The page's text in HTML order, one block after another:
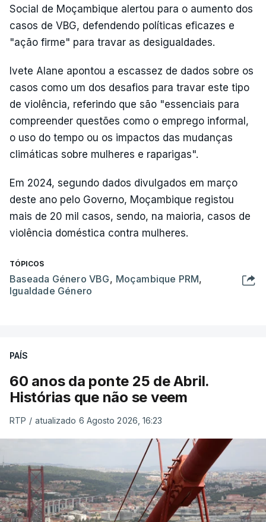
Social de Moçambique alertou para o aumento dos
casos de VBG, defendendo políticas eficazes e
"ação firme" para travar as desigualdades.
Ivete Alane apontou a escassez de dados sobre os
casos como um dos desafios para travar este tipo
de violência, referindo que são "essenciais para
compreender questões como o emprego informal,
o uso do tempo ou os impactos das mudanças
climáticas sobre mulheres e raparigas".
Em 2024, segundo dados divulgados em março
deste ano pelo Governo, Moçambique registou
mais de 20 mil casos, sendo, na maioria, casos de
violência doméstica contra mulheres.
TÓPICOS
Baseada Género VBG, Moçambique PRM,
Igualdade Género
PAÍS
60 anos da ponte 25 de Abril.
Histórias que não se veem
RTP / atualizado 6 Agosto 2026, 16:23